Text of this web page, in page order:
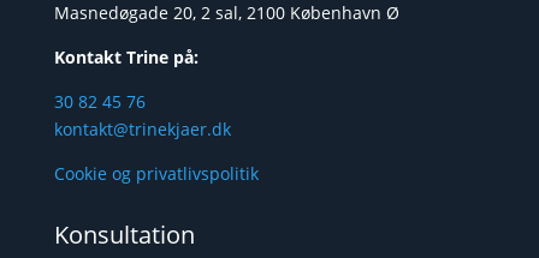
Masnedøgade 20, 2 sal, 2100 København Ø
Kontakt Trine på:
30 82 45 76
kontakt@trinekjaer.dk
Cookie og privatlivspolitik
Konsultation